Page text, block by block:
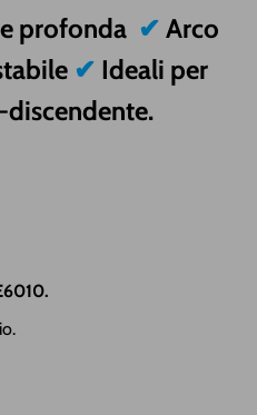
profonda ✔ Arco
✔ Ideali per